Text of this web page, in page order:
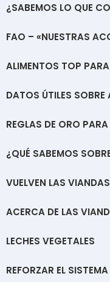
¿SABEMOS LO QUE
FAO – «NUESTRAS
ALIMENTOS TOP
DATOS ÚTILES
REGLAS DE ORO
¿QUÉ SABEMOS
VUELVEN LAS VIANDAS
ACERCA DE LAS
LECHES VEGETALES
REFORZAR EL